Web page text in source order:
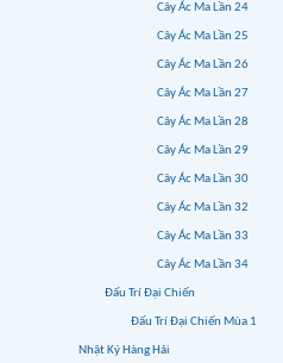
Cây Ác Ma Lần 24
Cây Ác Ma Lần 25
Cây Ác Ma Lần 26
Cây Ác Ma Lần 27
Cây Ác Ma Lần 28
Cây Ác Ma Lần 29
Cây Ác Ma Lần 30
Cây Ác Ma Lần 32
Cây Ác Ma Lần 33
Cây Ác Ma Lần 34
Đấu Trí Đại Chiến
Đấu Trí Đại Chiến Mùa 1
Nhật Ký Hàng Hải